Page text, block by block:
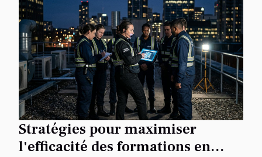
Stratégies pour maximiser
l'efficacité des formations en